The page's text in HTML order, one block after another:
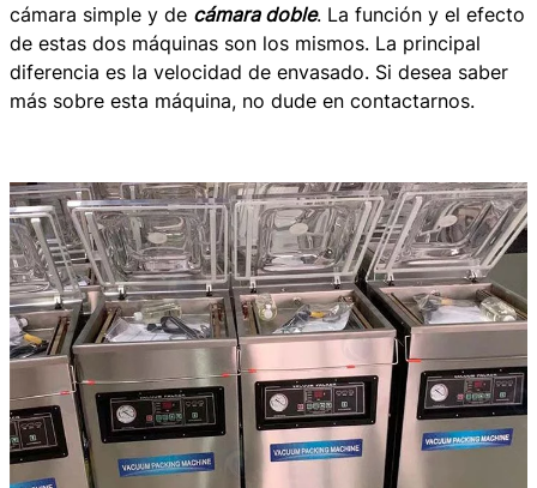
cámara simple y de cámara doble. La función y el efecto
de estas dos máquinas son los mismos. La principal
diferencia es la velocidad de envasado. Si desea saber
más sobre esta máquina, no dude en contactarnos.